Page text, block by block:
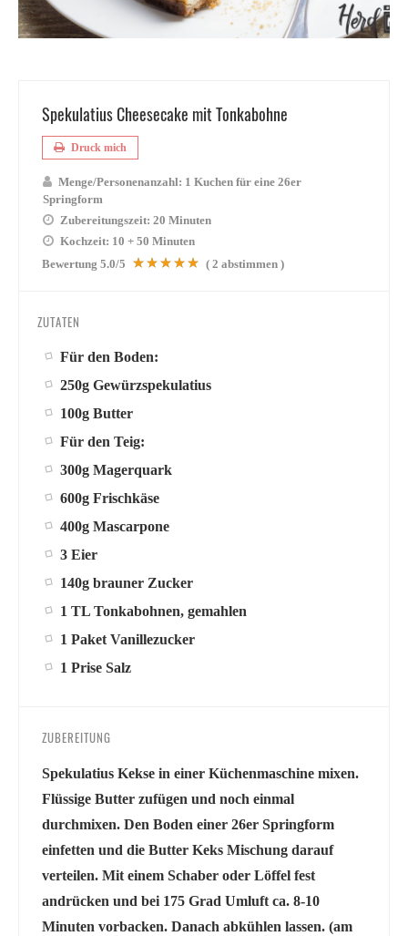
Spekulatius Cheesecake mit Tonkabohne
Druck mich
Menge/Personenanzahl: 1 Kuchen für eine 26er
Springform
Zubereitungszeit: 20 Minuten
Kochzeit: 10 + 50 Minuten
Bewertung 5.0/5 ( 2 abstimmen )
ZUTATEN
Für den Boden:
250g Gewürzspekulatius
100g Butter
Für den Teig:
300g Magerquark
600g Frischkäse
400g Mascarpone
3 Eier
140g brauner Zucker
1 TL Tonkabohnen, gemahlen
1 Paket Vanillezucker
1 Prise Salz
ZUBEREITUNG
Spekulatius Kekse in einer Küchenmaschine mixen.
Flüssige Butter zufügen und noch einmal
durchmixen. Den Boden einer 26er Springform
einfetten und die Butter Keks Mischung darauf
verteilen. Mit einem Schaber oder Löffel fest
andrücken und bei 175 Grad Umluft ca. 8-10
Minuten vorbacken. Danach abkühlen lassen. (am